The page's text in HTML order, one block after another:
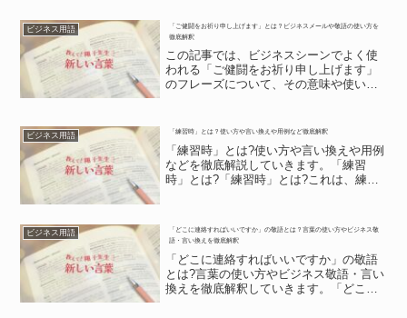
この言いまわしは、目上の人に心の底か
らありがたいと思う気...
ビジネス用語
「ご健闘をお祈り申し上げます」とは？ビジネスメールや敬語の使い方を
徹底解釈
この記事では、ビジネスシーンでよく使
われる「ご健闘をお祈り申し上げます」
のフレーズについて、その意味や使い方
し上げます」とは?「ご健闘をお祈り申し
上げます」のフレーズ...
ビジネス用語 「練習時」とは？使い方や言い換えや用例など徹底解釈
「練習時」とは?使い方や言い換えや用例
などを徹底解説していきます。「練習
時」とは?「練習時」とは?これは、練習
るために、本番とは違う形...
ビジネス用語
「どこに連絡すればいいですか」の敬語とは？言葉の使い方やビジネス敬
語・言い換えを徹底解釈
「どこに連絡すればいいですか」の敬語
とは?言葉の使い方やビジネス敬語・言い
換えを徹底解釈していきます。「どこに